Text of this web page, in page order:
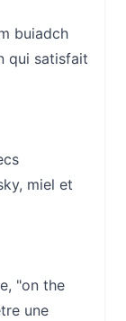
buiadch
qui satisfait
miel et
"on the
une